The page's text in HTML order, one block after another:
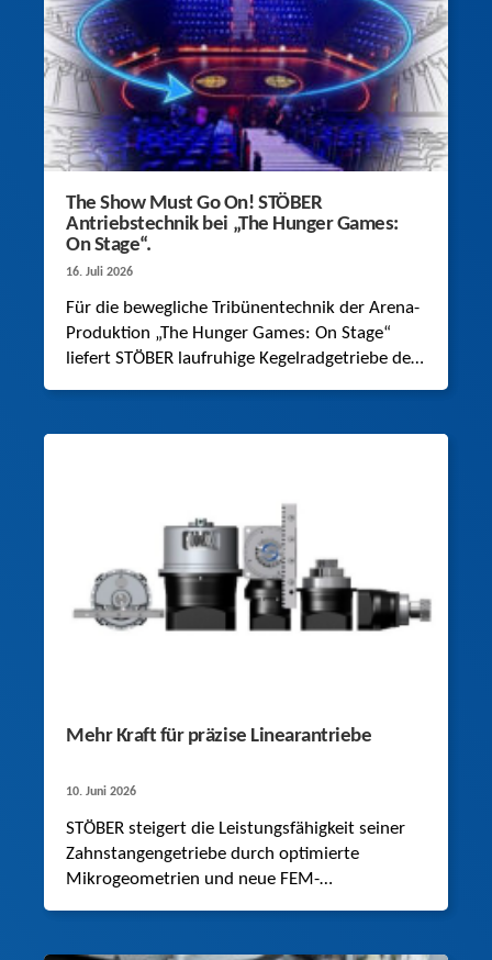
The Show Must Go On! STÖBER
Antriebstechnik bei „The Hunger Games:
On Stage“.
16. Juli 2026
Für die bewegliche Tribünentechnik der Arena-
Produktion „The Hunger Games: On Stage“
liefert STÖBER laufruhige Kegelradgetriebe der
Mehr Kraft für präzise Linearantriebe
10. Juni 2026
STÖBER steigert die Leistungsfähigkeit seiner
Zahnstangengetriebe durch optimierte
Mikrogeometrien und neue FEM-